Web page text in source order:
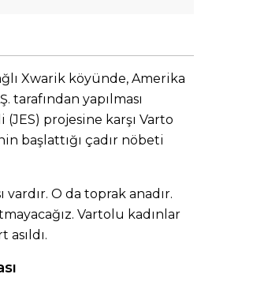
Xwarik köyünde, Amerika
tarafından yapılması
projesine karşı Varto
başlattığı çadır nöbeti
O da toprak anadır.
Vartolu kadınlar
asıldı.